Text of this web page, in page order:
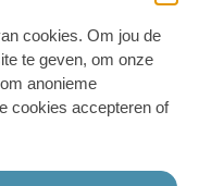
cookies. Om jou de
te geven, om onze
anonieme
cookies accepteren of